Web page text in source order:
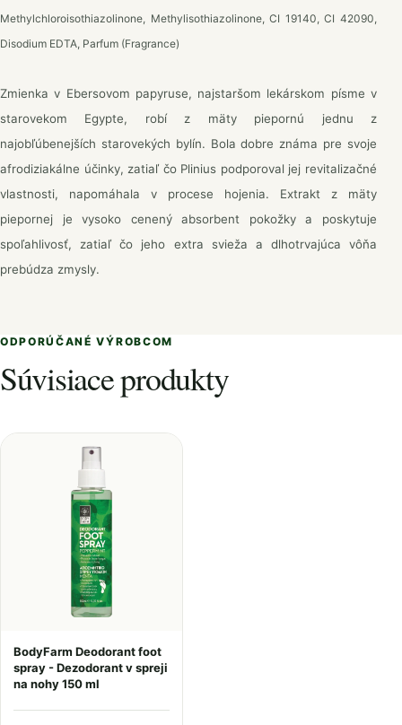
Methylchloroisothiazolinone, Methylisothiazolinone, CI 19140, CI 42090,
Disodium EDTA, Parfum (Fragrance)
Zmienka v Ebersovom papyruse, najstaršom lekárskom písme v
starovekom Egypte, robí z mäty piepornú jednu z
najobľúbenejších starovekých bylín. Bola dobre známa pre svoje
afrodiziakálne účinky, zatiaľ čo Plinius podporoval jej revitalizačné
vlastnosti, napomáhala v procese hojenia. Extrakt z mäty
piepornej je vysoko cenený absorbent pokožky a poskytuje
spoľahlivosť, zatiaľ čo jeho extra svieža a dlhotrvajúca vôňa
prebúdza zmysly.
ODPORÚČANÉ VÝROBCOM
Súvisiace produkty
BodyFarm Deodorant foot
spray - Dezodorant v spreji
na nohy 150 ml